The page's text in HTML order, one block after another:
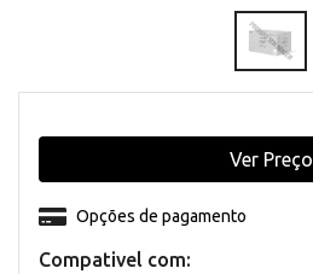
Compativel com:
Opções de pagamento
Ver Preço